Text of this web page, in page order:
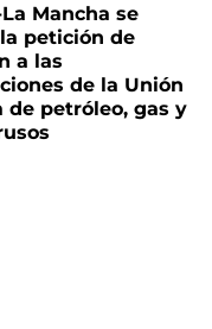
Mancha se
petición de
a las
de la Unión
de petróleo, gas y